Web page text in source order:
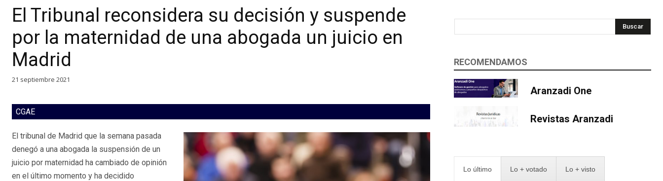
El Tribunal reconsidera su decisión y suspende
por la maternidad de una abogada un juicio en
Madrid
21 septiembre 2021
CGAE
El tribunal de Madrid que la semana pasada
denegó a una abogada la suspensión de un
juicio por maternidad ha cambiado de opinión
en el último momento y ha decidido
Buscar
RECOMENDAMOS
Aranzadi One
Revistas Aranzadi
Lo último Lo + votado Lo + visto